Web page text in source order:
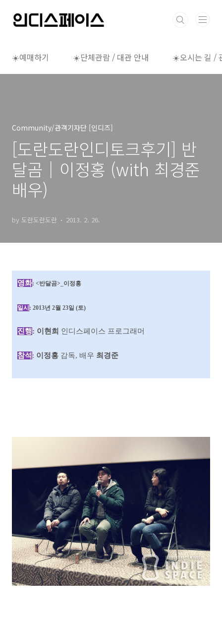
☀️예매하기 ☀️단체관람 / 대관 안내 ☀️오시는 길 /
Community/관객기자단 [인디즈]
[도란도란인디토크후기] 반
달곰│이정홍 (with 최경준
배우)
by 도란도란도란 2013. 2. 26.
영화: <반달곰>_이정홍
일시 : 2013년 2월 23일 (토)
진행: 이현희 인디스페이스 프로그래머
참석 : 이정홍 감독, 배우 최경준